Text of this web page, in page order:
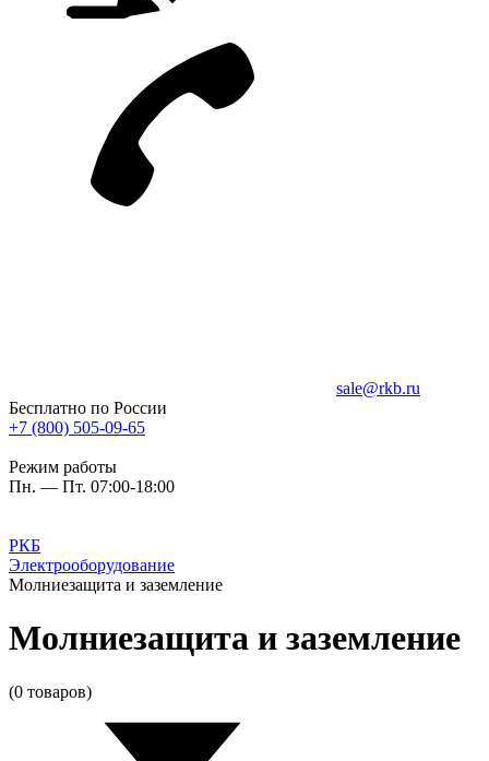
sale@rkb.ru
Бесплатно по России
+7 (800) 505-09-65
Режим работы
Пн. — Пт. 07:00-18:00
РКБ
Электрооборудование
Молниезащита и заземление
Молниезащита и заземление
(0 товаров)